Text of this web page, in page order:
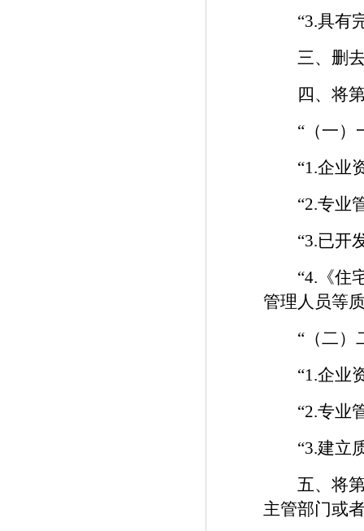
“3.具有完
三、删去
四、将第
“（一）
“1.企业资
“2.专业管
“3.已开发
“4.《住宅
管理人员等
“（二）
“1.企业资
“2.专业管
“3.建立质
五、将第
主管部门或